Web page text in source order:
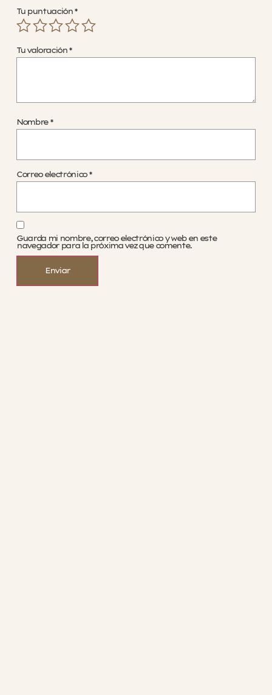
Tu puntuación *
Tu valoración *
Nombre *
Correo electrónico *
Guarda mi nombre, correo electrónico y web en este
navegador para la próxima vez que comente.